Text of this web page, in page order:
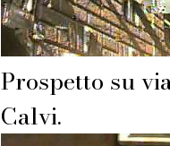
Prospetto su
Calvi.